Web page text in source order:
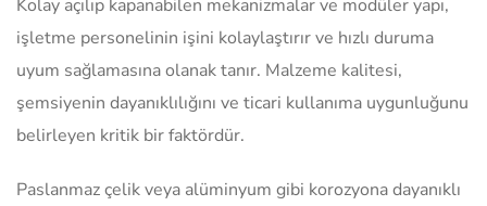
Kolay açılıp kapanabilen mekanizmalar ve modüler yapı,
işletme personelinin işini kolaylaştırır ve hızlı duruma
uyum sağlamasına olanak tanır. Malzeme kalitesi,
şemsiyenin dayanıklılığını ve ticari kullanıma uygunluğunu
belirleyen kritik bir faktördür.
Paslanmaz çelik veya alüminyum gibi korozyona dayanıklı